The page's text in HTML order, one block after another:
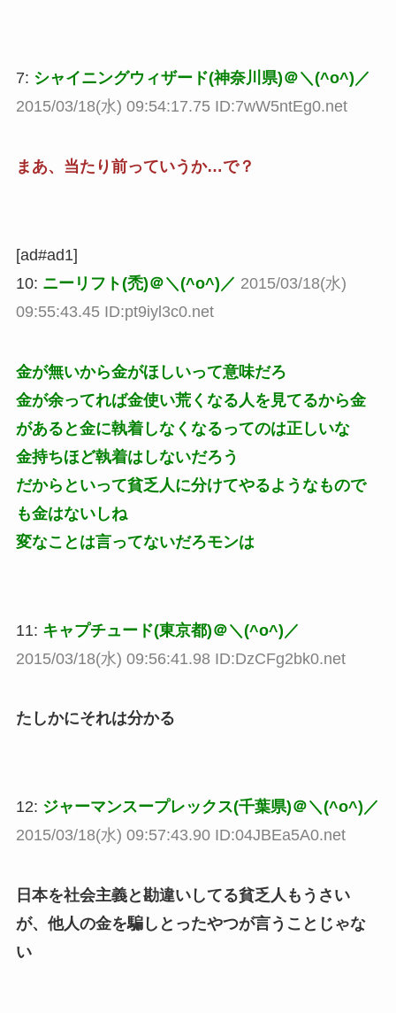
7: シャイニングウィザード(神奈川県)＠＼(^o^)／
2015/03/18(水) 09:54:17.75 ID:7wW5ntEg0.net
まあ、当たり前っていうか…で？
[ad#ad1]
10: ニーリフト(禿)＠＼(^o^)／ 2015/03/18(水)
09:55:43.45 ID:pt9iyl3c0.net
金が無いから金がほしいって意味だろ
金が余ってれば金使い荒くなる人を見てるから金
があると金に執着しなくなるってのは正しいな
金持ちほど執着はしないだろう
だからといって貧乏人に分けてやるようなもので
も金はないしね
変なことは言ってないだろモンは
11: キャプチュード(東京都)＠＼(^o^)／
2015/03/18(水) 09:56:41.98 ID:DzCFg2bk0.net
たしかにそれは分かる
12: ジャーマンスープレックス(千葉県)＠＼(^o^)／
2015/03/18(水) 09:57:43.90 ID:04JBEa5A0.net
日本を社会主義と勘違いしてる貧乏人もうさい
が、他人の金を騙しとったやつが言うことじゃな
い